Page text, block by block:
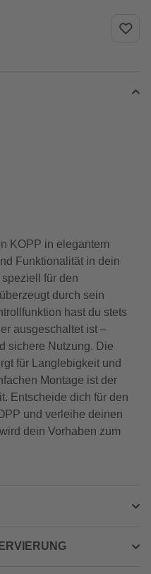
KOPP in elegantem
Funktionalität in dein
für den
durch sein
hast du stets
ausgeschaltet ist –
sichere Nutzung. Die
für Langlebigkeit und
Montage ist der
Entscheide dich für den
und verleihe deinen
dein Vorhaben zum